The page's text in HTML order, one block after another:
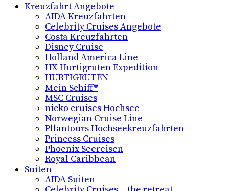
Kreuzfahrt Angebote
AIDA Kreuzfahrten
Celebrity Cruises Angebote
Costa Kreuzfahrten
Disney Cruise
Holland America Line
HX Hurtigruten Expedition
HURTIGRUTEN
Mein Schiff®
MSC Cruises
nicko cruises Hochsee
Norwegian Cruise Line
Pllantours Hochseekreuzfahrten
Princess Cruises
Phoenix Seereisen
Royal Caribbean
Suiten
AIDA Suiten